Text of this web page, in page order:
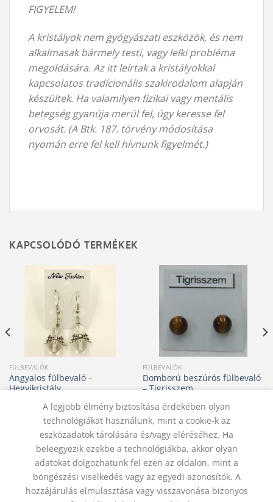
FIGYELEM!
A kristályok nem gyógyászati eszközök, és nem
alkalmasak bármely testi, vagy lelki probléma
megoldására. Az itt leírtak a kristályokkal
kapcsolatos tradícionális szakirodalom alapján
készültek. Ha valamilyen fizikai vagy mentális
betegség gyanúja merül fel, úgy keresse fel
orvosát. (A Btk. 187. törvény módosítása
nyomán erre fel kell hívnunk figyelmét.)
KAPCSOLÓDÓ TERMÉKEK
FÜLBEVALÓK
Angyalos fülbevaló –
Hegyikristály
KOSÁRBA TESZEM
FÜLBEVALÓK
Domború beszúrós fülbevaló
– Tigrisszem
KOSÁRBA TESZEM
KAPCSOLAT ADATVÉDELMI NYILATKOZAT
ÁSZF
JOGI NYILATKOZAT
SZÁLLÍTÁSI FELTÉTELEK
ELÁLLÁS A SZERZŐDÉSTŐL
© 2012 - 2026 Trigon 9000 Kft.
A legjobb élmény biztosítása érdekében olyan
technológiákat használunk, mint a cookie-k az
eszközadatok tárolására és/vagy eléréséhez. Ha
beleegyezik ezekbe a technológiákba, akkor olyan
adatokat dolgozhatunk fel ezen az oldalon, mint a
böngészési viselkedés vagy az egyedi azonosítók. A
hozzájárulás elmulasztása vagy visszavonása bizonyos